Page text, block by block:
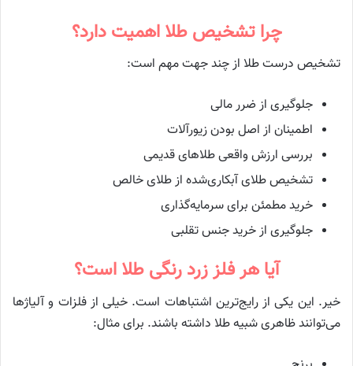
چرا تشخیص طلا اهمیت دارد؟
تشخیص درست طلا از چند جهت مهم است:
جلوگیری از ضرر مالی
اطمینان از اصل بودن زیورآلات
بررسی ارزش واقعی طلاهای قدیمی
تشخیص طلای آبکاری‌شده از طلای خالص
خرید مطمئن برای سرمایه‌گذاری
جلوگیری از خرید جنس تقلبی
آیا هر فلز زرد رنگی طلا است؟
خیر. این یکی از رایج‌ترین اشتباهات است. خیلی از فلزات و آلیاژها
می‌توانند ظاهری شبیه طلا داشته باشند. برای مثال: